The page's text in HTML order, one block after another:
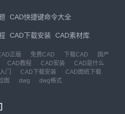
CAD快捷键命令大全
CAD下载安装 CAD素材库
正版 免费CAD 下载CAD
国产
CAD教程 CAD安装
CAD是什么
门 CAD下载安装
CAD图纸下载
图 dwg dwg格式